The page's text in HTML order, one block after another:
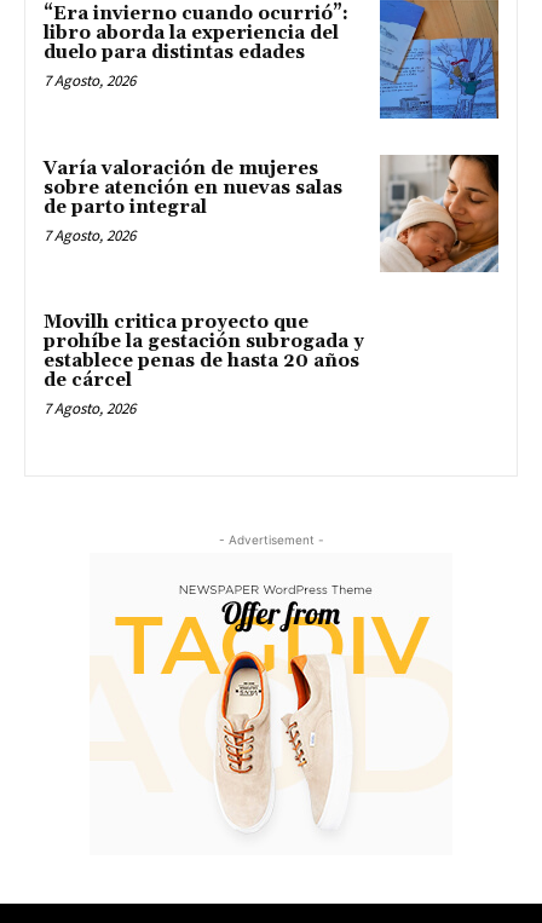
“Era invierno cuando ocurrió”:
libro aborda la experiencia del
duelo para distintas edades
7 Agosto, 2026
Varía valoración de mujeres
sobre atención en nuevas salas
de parto integral
7 Agosto, 2026
Movilh critica proyecto que
prohíbe la gestación subrogada y
establece penas de hasta 20 años
de cárcel
7 Agosto, 2026
- Advertisement -